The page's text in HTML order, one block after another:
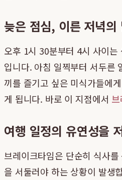
늦은 점심, 이른 저녁의
오후 1시 30분부터 4시 사이
입니다. 아침 일찍부터 서두른
끼를 즐기고 싶은 미식가들에
게 됩니다. 바로 이 지점에서
여행 일정의 유연성을
브레이크타임은 단순히 식사
을 서둘러야 하는 상황이 발생